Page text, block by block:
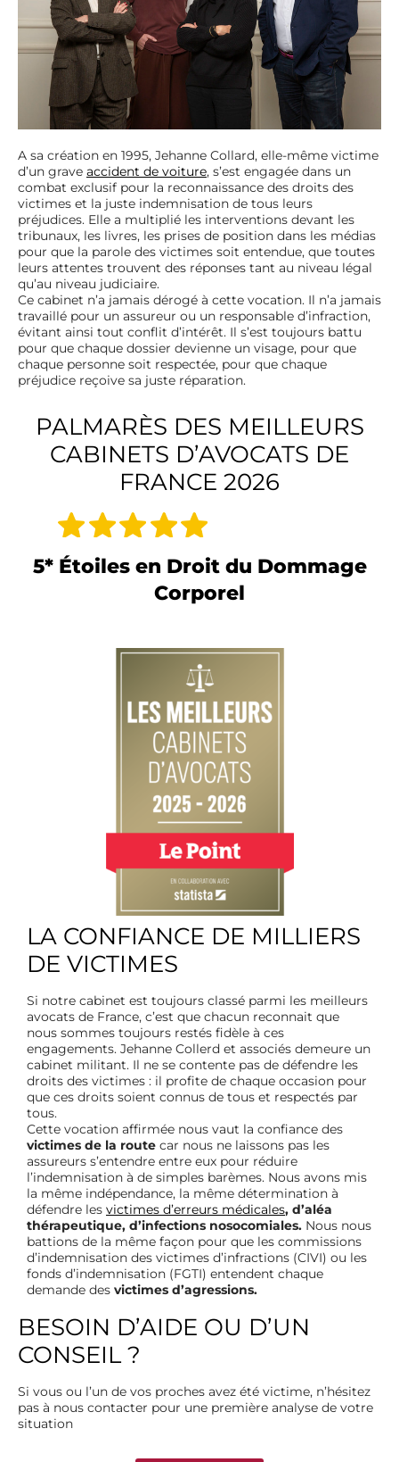
A sa création en 1995, Jehanne Collard, elle-même victime
d’un grave accident de voiture, s’est engagée dans un
combat exclusif pour la reconnaissance des droits des
victimes et la juste indemnisation de tous leurs
préjudices. Elle a multiplié les interventions devant les
tribunaux, les livres, les prises de position dans les médias
pour que la parole des victimes soit entendue, que toutes
leurs attentes trouvent des réponses tant au niveau légal
qu’au niveau judiciaire.
Ce cabinet n’a jamais dérogé à cette vocation. Il n’a jamais
travaillé pour un assureur ou un responsable d’infraction,
évitant ainsi tout conflit d’intérêt. Il s’est toujours battu
pour que chaque dossier devienne un visage, pour que
chaque personne soit respectée, pour que chaque
préjudice reçoive sa juste réparation.
PALMARÈS DES MEILLEURS
CABINETS D’AVOCATS DE
FRANCE 2026
5* Étoiles en Droit du Dommage
Corporel
LA CONFIANCE DE MILLIERS
DE VICTIMES
Si notre cabinet est toujours classé parmi les meilleurs
avocats de France, c’est que chacun reconnait que
nous sommes toujours restés fidèle à ces
engagements. Jehanne Collerd et associés demeure un
cabinet militant. Il ne se contente pas de défendre les
droits des victimes : il profite de chaque occasion pour
que ces droits soient connus de tous et respectés par
tous.
Cette vocation affirmée nous vaut la confiance des
victimes de la route car nous ne laissons pas les
assureurs s’entendre entre eux pour réduire
l’indemnisation à de simples barèmes. Nous avons mis
la même indépendance, la même détermination à
défendre les victimes d’erreurs médicales, d’aléa
thérapeutique, d’infections nosocomiales. Nous nous
battions de la même façon pour que les commissions
d’indemnisation des victimes d’infractions (CIVI) ou les
fonds d’indemnisation (FGTI) entendent chaque
demande des victimes d’agressions.
BESOIN D’AIDE OU D’UN
CONSEIL ?
Si vous ou l’un de vos proches avez été victime, n’hésitez
pas à nous contacter pour une première analyse de votre
situation